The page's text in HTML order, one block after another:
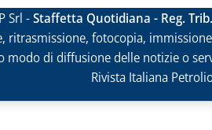
Srl -Staffetta Quotidiana - Reg.
ritrasmissione, fotocopia,
modo di diffusione delle notizie o
Rivista Italiana